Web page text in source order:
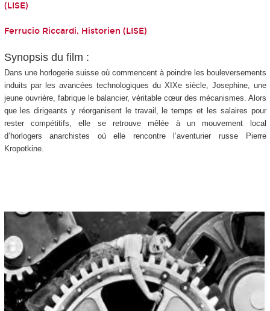
(LISE)
Ferrucio Riccardi, Historien (LISE)
Synopsis du film :
Dans une horlogerie suisse où commencent à poindre les bouleversements
induits par les avancées technologiques du XIXe siècle, Josephine, une
jeune ouvrière, fabrique le balancier, véritable cœur des mécanismes. Alors
que les dirigeants y réorganisent le travail, le temps et les salaires pour
rester compétitifs, elle se retrouve mêlée à un mouvement local
d’horlogers anarchistes où elle rencontre l’aventurier russe Pierre
Kropotkine.